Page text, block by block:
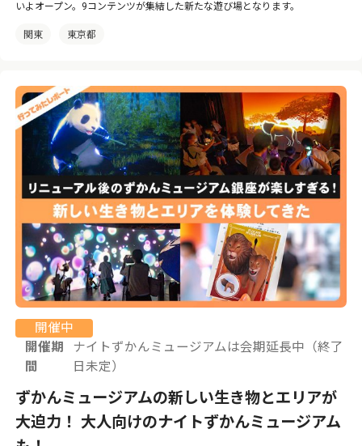
いよオープン。9コンテンツが集結した新たな遊び場となります。
関東 東京都
開催中
開催期
間
ナイトずかんミュージアムは会期延長中（終了
日未定）
ずかんミュージアムの新しい生き物とエリアが
大迫力！ 大人向けのナイトずかんミュージアム